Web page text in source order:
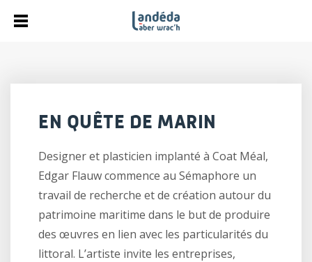
EN QUÊTE DE MARIN
Designer et plasticien implanté à Coat Méal,
Edgar Flauw commence au Sémaphore un
travail de recherche et de création autour du
patrimoine maritime dans le but de produire
des œuvres en lien avec les particularités du
littoral. L’artiste invite les entreprises,